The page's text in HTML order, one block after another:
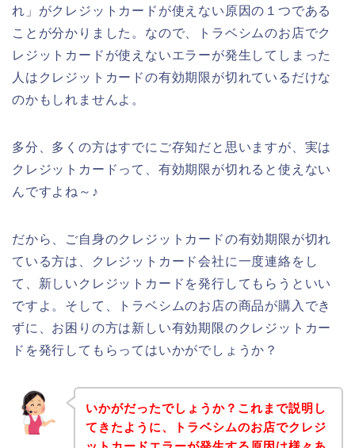
れ」がクレジットカードが使えない原因の１つである
ことが分かりました。なので、トラベシムのお店でク
レジットカードが使えないエラーが発生してしまった
人はクレジットカードの有効期限が切れているだけな
のかもしれませんよ。
多分、多くの方はすでにご存知だと思いますが、実は
クレジットカードって、有効期限が切れると使えない
んですよね～♪
だから、ご自身のクレジットカードの有効期限が切れ
ている方は、クレジットカード会社に一度連絡をし
て、新しいクレジットカードを発行してもらうといい
ですよ。そして、トラベシムのお店の商品が購入でき
ずに、お困りの方は新しい有効期限のクレジットカー
ドを発行してもらってはいかがでしょうか？
いかがだったでしょうか？これまで説明し
てきたように、トラベシムのお店でクレジ